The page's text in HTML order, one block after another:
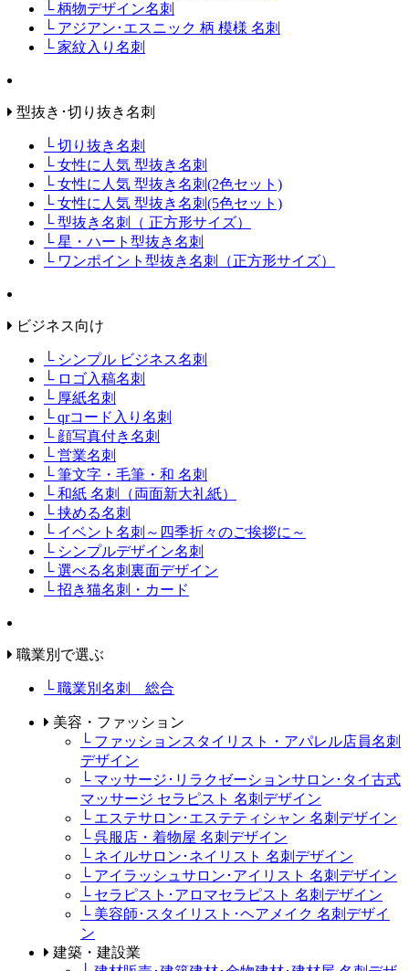
└ 柄物デザイン名刺
└ アジアン･エスニック 柄 模様 名刺
└ 家紋入り名刺
型抜き･切り抜き名刺
└ 切り抜き名刺
└ 女性に人気 型抜き名刺
└ 女性に人気 型抜き名刺(2色セット)
└ 女性に人気 型抜き名刺(5色セット)
└ 型抜き名刺（ 正方形サイズ）
└ 星・ハート型抜き名刺
└ ワンポイント型抜き名刺（正方形サイズ）
ビジネス向け
└ シンプル ビジネス名刺
└ ロゴ入稿名刺
└ 厚紙名刺
└ qrコード入り名刺
└ 顔写真付き名刺
└ 営業名刺
└ 筆文字・毛筆・和 名刺
└ 和紙 名刺（両面新大礼紙）
└ 挟める名刺
└ イベント名刺～四季折々のご挨拶に～
└ シンプルデザイン名刺
└ 選べる名刺裏面デザイン
└ 招き猫名刺・カード
職業別で選ぶ
└ 職業別名刺 総合
美容・ファッション
└ ファッションスタイリスト・アパレル店員名刺
デザイン
└ マッサージ･リラクゼーションサロン･タイ古式
マッサージ セラピスト 名刺デザイン
└ エステサロン･エステティシャン 名刺デザイン
└ 呉服店・着物屋 名刺デザイン
└ ネイルサロン･ネイリスト 名刺デザイン
└ アイラッシュサロン･アイリスト 名刺デザイン
└ セラピスト･アロマセラピスト 名刺デザイン
└ 美容師･スタイリスト･ヘアメイク 名刺デザイ
ン
建築・建設業